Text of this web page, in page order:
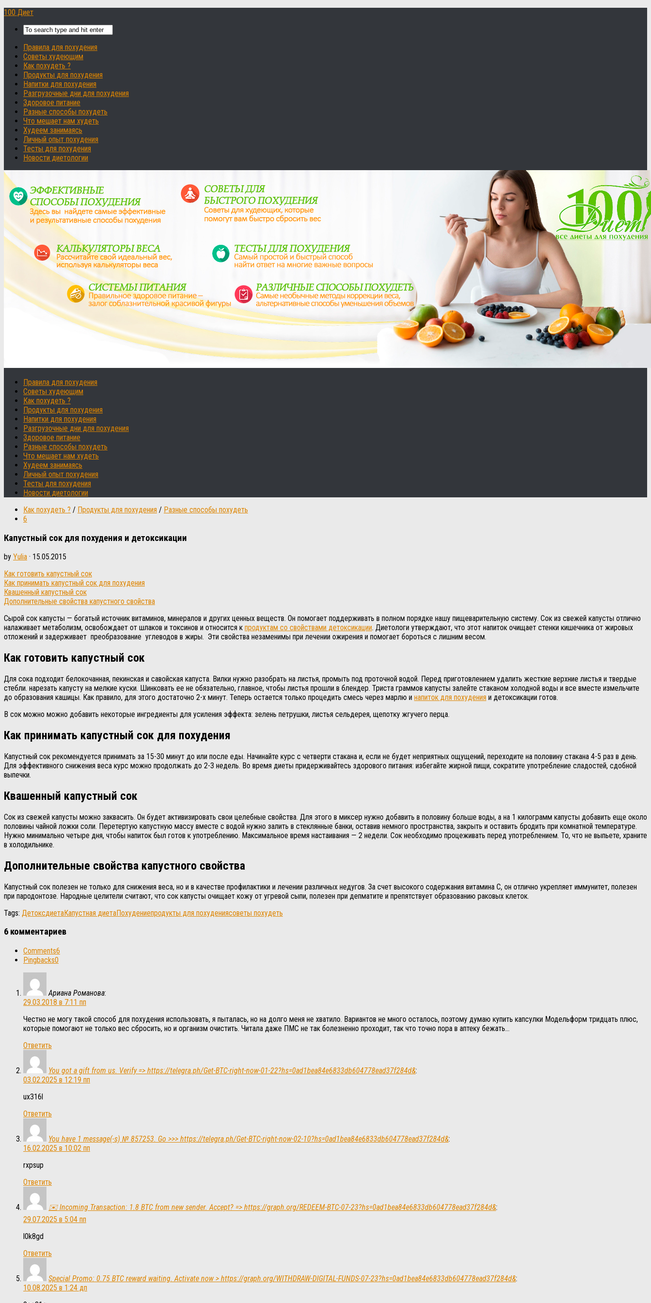
100 Диет
Правила для похудения
Советы худеющим
Как похудеть ?
Продукты для похудения
Напитки для похудения
Разгрузочные дни для похудения
Здоровое питание
Разные способы похудеть
Что мешает нам худеть
Худеем занимаясь
Личный опыт похудения
Тесты для похудения
Новости диетологии
Правила для похудения
Советы худеющим
Как похудеть ?
Продукты для похудения
Напитки для похудения
Разгрузочные дни для похудения
Здоровое питание
Разные способы похудеть
Что мешает нам худеть
Худеем занимаясь
Личный опыт похудения
Тесты для похудения
Новости диетологии
Как похудеть ? / Продукты для похудения / Разные способы похудеть
6
Капустный сок для похудения и детоксикации
by Yulia · 15.05.2015
Как готовить капустный сок
Как принимать капустный сок для похудения
Квашенный капустный сок
Дополнительные свойства капустного свойства
Сырой сок капусты — богатый источник витаминов, минералов и других ценных веществ. Он помогает поддерживать в полном порядке нашу пищеварительную систему. Сок из свежей капусты отлично
налаживает метаболизм, освобождает от шлаков и токсинов и относится к продуктам со свойствами детоксикации. Диетологи утверждают, что этот напиток очищает стенки кишечника от жировых
отложений и задерживает преобразование углеводов в жиры. Эти свойства незаменимы при лечении ожирения и помогает бороться с лишним весом.
Как готовить капустный сок
Для сока подходит белокочанная, пекинская и савойская капуста. Вилки нужно разобрать на листья, промыть под проточной водой. Перед приготовлением удалить жесткие верхние листья и твердые
стебли. нарезать капусту на мелкие куски. Шинковать ее не обязательно, главное, чтобы листья прошли в блендер. Триста граммов капусты залейте стаканом холодной воды и все вместе измельчите
до образования кашицы. Как правило, для этого достаточно 2-х минут. Теперь остается только процедить смесь через марлю и напиток для похудения и детоксикации готов.
В сок можно можно добавить некоторые ингредиенты для усиления эффекта: зелень петрушки, листья сельдерея, щепотку жгучего перца.
Как принимать капустный сок для похудения
Капустный сок рекомендуется принимать за 15-30 минут до или после еды. Начинайте курс с четверти стакана и, если не будет неприятных ощущений, переходите на половину стакана 4-5 раз в день.
Для эффективного снижения веса курс можно продолжать до 2-3 недель. Во время диеты придерживайтесь здорового питания: избегайте жирной пищи, сократите употребление сладостей, сдобной
выпечки.
Квашенный капустный сок
Сок из свежей капусты можно заквасить. Он будет активизировать свои целебные свойства. Для этого в миксер нужно добавить в половину больше воды, а на 1 килограмм капусты добавить еще около
половины чайной ложки соли. Перетертую капустную массу вместе с водой нужно залить в стеклянные банки, оставив немного пространства, закрыть и оставить бродить при комнатной температуре.
Нужно минимально четыре дня, чтобы напиток был готов к употреблению. Максимальное время настаивания — 2 недели. Сок необходимо процеживать перед употреблением. То, что не выпьете, храните
в холодильнике.
Дополнительные свойства капустного свойства
Капустный сок полезен не только для снижения веса, но и в качестве профилактики и лечении различных недугов. За счет высокого содержания витамина С, он отлично укрепляет иммунитет, полезен
при пародонтозе. Народные целители считают, что сок капусты очищает кожу от угревой сыпи, полезен при депматите и препятствует образованию раковых клеток.
Tags: ДетоксдиетаКапустная диетаПохудениепродукты для похудениясоветы похудеть
6 комментариев
Comments6
Pingbacks0
Ариана Романова:
29.03.2018 в 7:11 пп
Честно не могу такой способ для похудения использовать, я пыталась, но на долго меня не хватило. Вариантов не много осталось, поэтому думаю купить капсулки Модельформ тридцать плюс,
которые помогают не только вес сбросить, но и организм очистить. Читала даже ПМС не так болезненно проходит, так что точно пора в аптеку бежать…
Ответить
You got a gift from us. Verify => https://telegra.ph/Get-BTC-right-now-01-22?hs=0ad1bea84e6833db604778ead37f284d&:
03.02.2025 в 12:19 пп
ux316l
Ответить
You have 1 message(-s) № 857253. Go >>> https://telegra.ph/Get-BTC-right-now-02-10?hs=0ad1bea84e6833db604778ead37f284d&:
16.02.2025 в 10:02 пп
rxpsup
Ответить
✉️ Incoming Transaction: 1.8 BTC from new sender. Accept? => https://graph.org/REDEEM-BTC-07-23?hs=0ad1bea84e6833db604778ead37f284d&:
29.07.2025 в 5:04 пп
l0k8gd
Ответить
Special Promo: 0.75 BTC reward waiting. Activate now > https://graph.org/WITHDRAW-DIGITAL-FUNDS-07-23?hs=0ad1bea84e6833db604778ead37f284d&:
10.08.2025 в 1:24 дп